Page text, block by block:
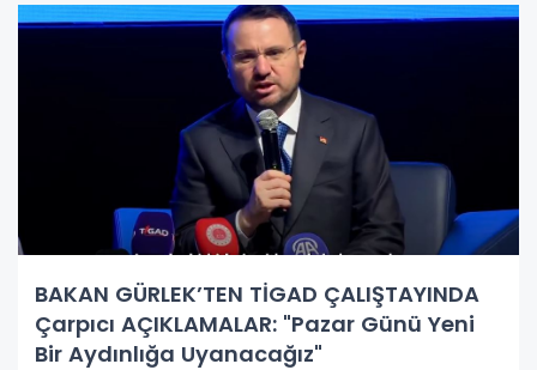
BAKAN GÜRLEK’TEN TİGAD ÇALIŞTAYINDA
Çarpıcı AÇIKLAMALAR: "Pazar Günü Yeni
Bir Aydınlığa Uyanacağız"